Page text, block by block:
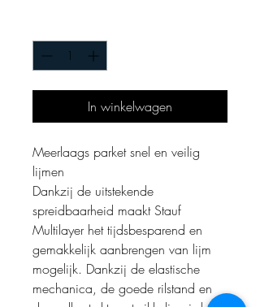
In winkelwagen
Meerlaags parket snel en veilig
lijmen
Dankzij de uitstekende
spreidbaarheid maakt Stauf
Multilayer het tijdsbesparend en
gemakkelijk aanbrengen van lijm
mogelijk. Dankzij de elastische
mechanica, de goede rilstand en